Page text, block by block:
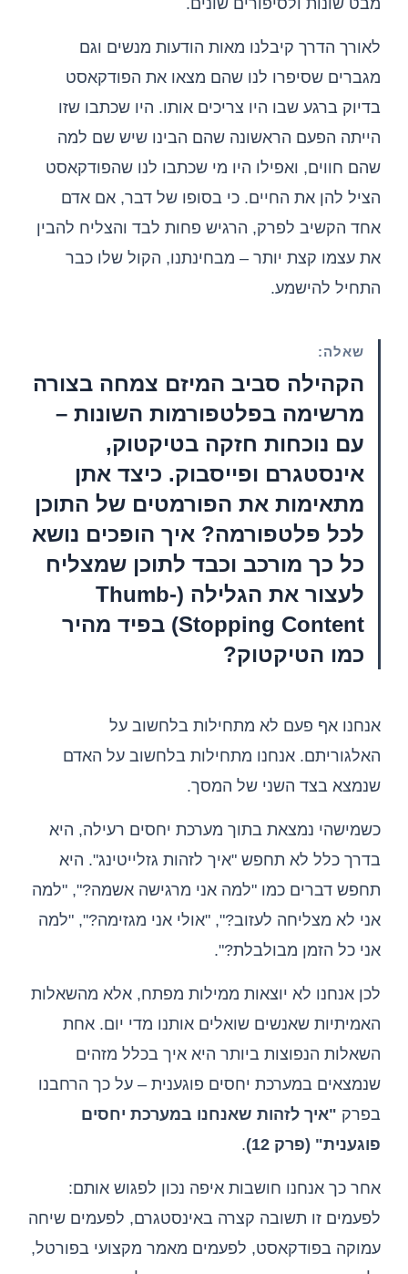
לאורך הדרך קיבלנו מאות הודעות מנשים וגם
מגברים שסיפרו לנו שהם מצאו את הפודקאסט
בדיוק ברגע שבו היו צריכים אותו. היו שכתבו שזו
הייתה הפעם הראשונה שהם הבינו שיש שם למה
שהם חווים, ואפילו היו מי שכתבו לנו שהפודקאסט
הציל להן את החיים. כי בסופו של דבר, אם אדם
אחד הקשיב לפרק, הרגיש פחות לבד והצליח להבין
את עצמו קצת יותר – מבחינתנו, הקול שלו כבר
התחיל להישמע.
שאלה:
הקהילה סביב המיזם צמחה בצורה
מרשימה בפלטפורמות השונות –
עם נוכחות חזקה בטיקטוק,
אינסטגרם ופייסבוק. כיצד אתן
מתאימות את הפורמטים של התוכן
לכל פלטפורמה? איך הופכים נושא
כל כך מורכב וכבד לתוכן שמצליח
לעצור את הגלילה (Thumb-
Stopping Content) בפיד מהיר
כמו הטיקטוק?
אנחנו אף פעם לא מתחילות בלחשוב על
האלגוריתם. אנחנו מתחילות בלחשוב על האדם
שנמצא בצד השני של המסך.
כשמישהי נמצאת בתוך מערכת יחסים רעילה, היא
בדרך כלל לא תחפש "איך לזהות גזלייטינג". היא
תחפש דברים כמו "למה אני מרגישה אשמה?", "למה
אני לא מצליחה לעזוב?", "אולי אני מגזימה?", "למה
אני כל הזמן מבולבלת?".
לכן אנחנו לא יוצאות ממילות מפתח, אלא מהשאלות
האמיתיות שאנשים שואלים אותנו מדי יום. אחת
השאלות הנפוצות ביותר היא איך בכלל מזהים
שנמצאים במערכת יחסים פוגענית – על כך הרחבנו
בפרק "איך לזהות שאנחנו במערכת יחסים
פוגענית" (פרק 12)
.
אחר כך אנחנו חושבות איפה נכון לפגוש אותם:
לפעמים זו תשובה קצרה באינסטגרם, לפעמים שיחה
עמוקה בפודקאסט, לפעמים מאמר מקצועי בפורטל,